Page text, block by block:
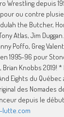
Wrestling depuis
pour ou contre
the Butcher,
Atlas, Jim
Poffo, Greg
1995-96 pour
Brian Knobbs 2019!
Eights du
des Nomades
depuis le